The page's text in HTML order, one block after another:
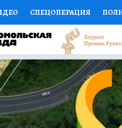
СПЕЦОПЕРАЦИЯ
НАУКА СПОРТ
ДОКТОР
ПРОГНОЗЫ НА СПОРТ
НЕДВИЖИМОСТЬ